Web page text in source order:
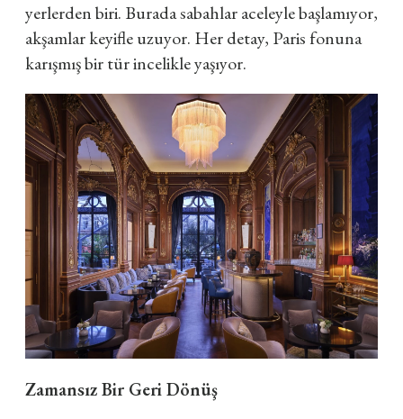
yerlerden biri. Burada sabahlar aceleyle başlamıyor,
akşamlar keyifle uzuyor. Her detay, Paris fonuna
karışmış bir tür incelikle yaşıyor.
Zamansız Bir Geri Dönüş